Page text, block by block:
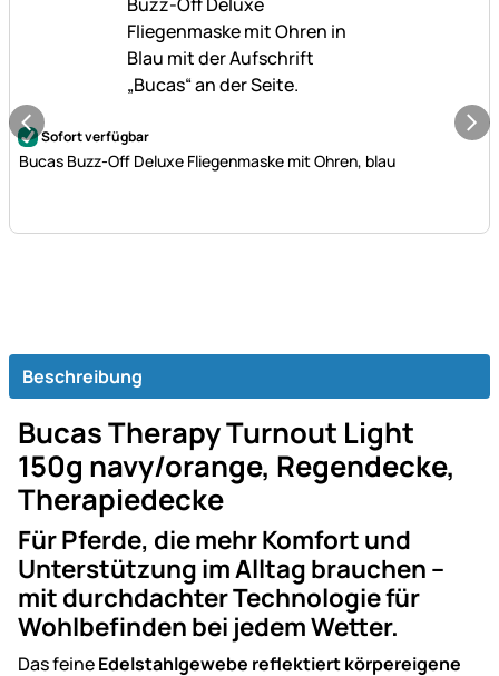
Noch keine Bewertungen abgegeben
Sofort verfügbar
Bucas Buzz-Off Deluxe Fliegenmaske mit Ohren, blau
Beschreibung
Bucas Therapy Turnout Light
150g navy/orange, Regendecke,
Therapiedecke
Für Pferde, die mehr Komfort und
Unterstützung im Alltag brauchen –
mit durchdachter Technologie für
Wohlbefinden bei jedem Wetter.
Das feineEdelstahlgewebe reflektiert körpereigene